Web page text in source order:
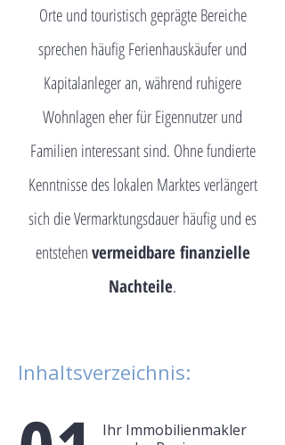
Orte und touristisch geprägte Bereiche
sprechen häufig Ferienhauskäufer und
Kapitalanleger an, während ruhigere
Wohnlagen eher für Eigennutzer und
Familien interessant sind. Ohne fundierte
Kenntnisse des lokalen Marktes verlängert
sich die Vermarktungsdauer häufig und es
entstehenvermeidbare finanzielle
Nachteile.
Inhaltsverzeichnis:
Ihr Immobilienmakler